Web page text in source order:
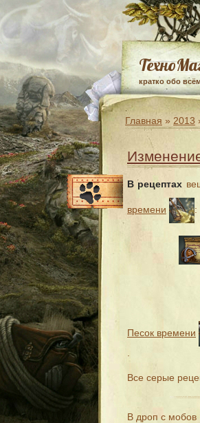
кратко обо
Главная » 2013
В рецептах
времени :
Песок времени
Все серые
В дроп с мобов